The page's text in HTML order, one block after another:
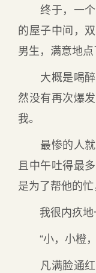
终于，一个
的屋子中间，
男生，满意地点
大概是喝醉
然没有再次爆
我。
最惨的人就
且中午吐得最
是为了帮他的
我很内疚地
“小，小橙，
凡满脸通红